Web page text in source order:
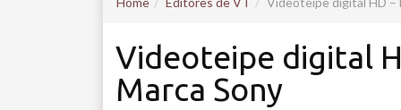
Videoteipe digital
Marca Sony